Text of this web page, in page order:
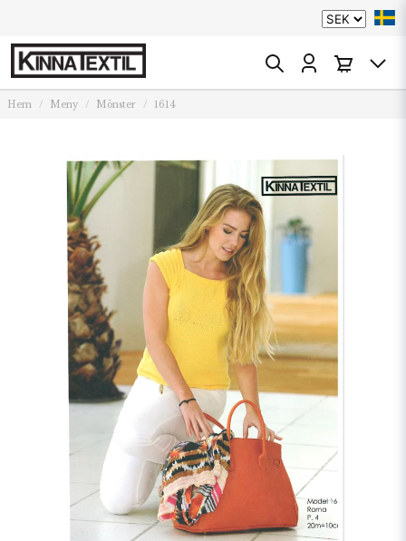
Hem Meny Mönster 1614